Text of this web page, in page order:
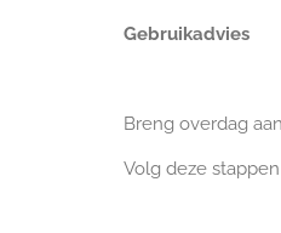
Gebruikadvies
Breng overdag
Volg deze